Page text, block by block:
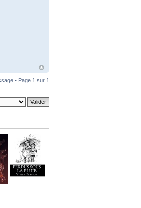
• Page 1 sur 1